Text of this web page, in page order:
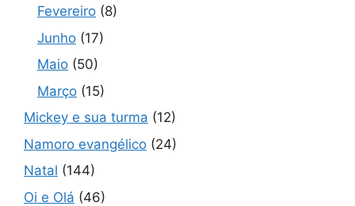
Fevereiro (8)
Junho (17)
Maio (50)
Março (15)
Mickey e sua turma (12)
Namoro evangélico (24)
Natal (144)
Oi e Olá (46)